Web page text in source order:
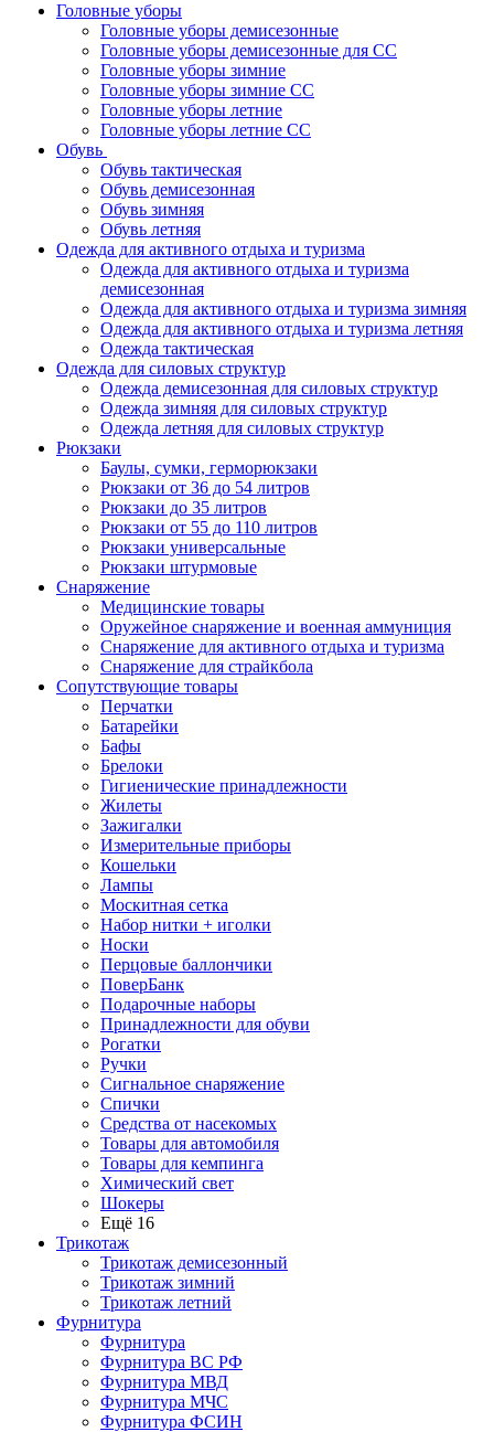
Головные уборы
Головные уборы демисезонные
Головные уборы демисезонные для СС
Головные уборы зимние
Головные уборы зимние СС
Головные уборы летние
Головные уборы летние СС
Обувь
Обувь тактическая
Обувь демисезонная
Обувь зимняя
Обувь летняя
Одежда для активного отдыха и туризма
Одежда для активного отдыха и туризма
демисезонная
Одежда для активного отдыха и туризма зимняя
Одежда для активного отдыха и туризма летняя
Одежда тактическая
Одежда для силовых структур
Одежда демисезонная для силовых структур
Одежда зимняя для силовых структур
Одежда летняя для силовых структур
Рюкзаки
Баулы, сумки, герморюкзаки
Рюкзаки от 36 до 54 литров
Рюкзаки до 35 литров
Рюкзаки от 55 до 110 литров
Рюкзаки универсальные
Рюкзаки штурмовые
Снаряжение
Медицинские товары
Оружейное снаряжение и военная аммуниция
Снаряжение для активного отдыха и туризма
Снаряжение для страйкбола
Сопутствующие товары
Перчатки
Батарейки
Бафы
Брелоки
Гигиенические принадлежности
Жилеты
Зажигалки
Измерительные приборы
Кошельки
Лампы
Москитная сетка
Набор нитки + иголки
Носки
Перцовые баллончики
ПоверБанк
Подарочные наборы
Принадлежности для обуви
Рогатки
Ручки
Сигнальное снаряжение
Спички
Средства от насекомых
Товары для автомобиля
Товары для кемпинга
Химический свет
Шокеры
Ещё 16
Трикотаж
Трикотаж демисезонный
Трикотаж зимний
Трикотаж летний
Фурнитура
Фурнитура
Фурнитура ВС РФ
Фурнитура МВД
Фурнитура МЧС
Фурнитура ФСИН